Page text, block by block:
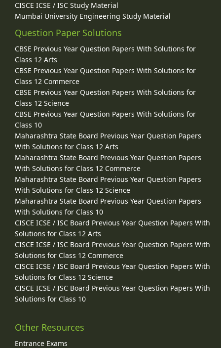
CISCE ICSE / ISC Study Material
Mumbai University Engineering Study Material
Question Paper Solutions
CBSE Previous Year Question Papers With Solutions for
Class 12 Arts
CBSE Previous Year Question Papers With Solutions for
Class 12 Commerce
CBSE Previous Year Question Papers With Solutions for
Class 12 Science
CBSE Previous Year Question Papers With Solutions for
Class 10
Maharashtra State Board Previous Year Question Papers
With Solutions for Class 12 Arts
Maharashtra State Board Previous Year Question Papers
With Solutions for Class 12 Commerce
Maharashtra State Board Previous Year Question Papers
With Solutions for Class 12 Science
Maharashtra State Board Previous Year Question Papers
With Solutions for Class 10
CISCE ICSE / ISC Board Previous Year Question Papers With
Solutions for Class 12 Arts
CISCE ICSE / ISC Board Previous Year Question Papers With
Solutions for Class 12 Commerce
CISCE ICSE / ISC Board Previous Year Question Papers With
Solutions for Class 12 Science
CISCE ICSE / ISC Board Previous Year Question Papers With
Solutions for Class 10
Other Resources
Entrance Exams